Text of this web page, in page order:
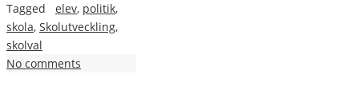
Tagged
elev, politik,
skola, Skolutveckling,
skolval
No comments